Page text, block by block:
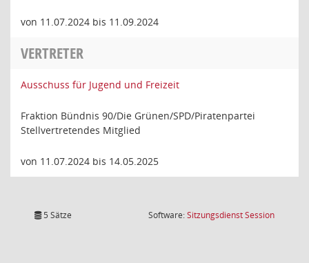
von 11.07.2024 bis 11.09.2024
VERTRETER
Ausschuss für Jugend und Freizeit
Fraktion Bündnis 90/Die Grünen/SPD/Piratenpartei
Stellvertretendes Mitglied
von 11.07.2024 bis 14.05.2025
5 Sätze Software:SitzungsdienstSession(Wird in